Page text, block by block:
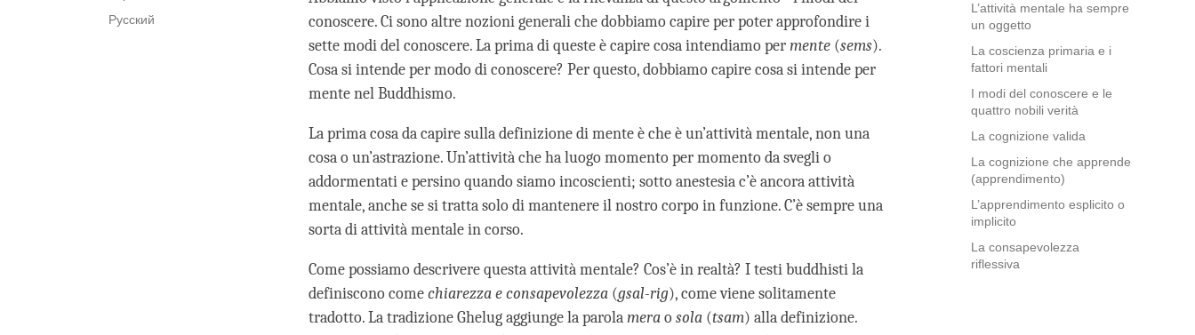
L’attività mentale ha sempre
un oggetto
La coscienza primaria e i
fattori mentali
I modi del conoscere e le
quattro nobili verità
La cognizione valida
La cognizione che apprende
(apprendimento)
L’apprendimento esplicito o
implicito
La consapevolezza
riflessiva
Русский
conoscere. Ci sono altre nozioni generali che dobbiamo capire per poter approfondire i
sette modi del conoscere. La prima di queste è capire cosa intendiamo permente (sems).
Cosa si intende per modo di conoscere? Per questo, dobbiamo capire cosa si intende per
mente nel Buddhismo.
La prima cosa da capire sulla definizione di mente è che è un’attività mentale, non una
cosa o un’astrazione. Un’attività che ha luogo momento per momento da svegli o
addormentati e persino quando siamo incoscienti; sotto anestesia c’è ancora attività
mentale, anche se si tratta solo di mantenere il nostro corpo in funzione. C’è sempre una
sorta di attività mentale in corso.
Come possiamo descrivere questa attività mentale? Cos’è in realtà? I testi buddhisti la
definiscono comechiarezza e consapevolezza (gsal-rig), come viene solitamente
tradotto. La tradizione Ghelug aggiunge la parolameraosola (tsam) alla definizione.